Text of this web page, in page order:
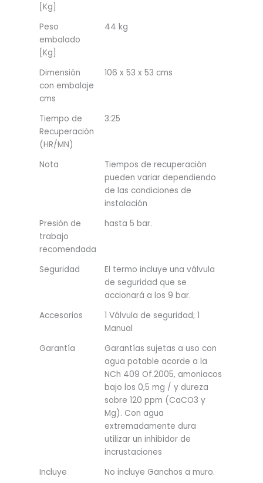
[Kg]
Peso
embalado
[Kg]
44 kg
Dimensión
con embalaje
cms
106 x 53 x 53 cms
Tiempo de
Recuperación
(HR/MN)
3:25
Nota
Tiempos de recuperación
pueden variar dependiendo
de las condiciones de
instalación
Presión de
trabajo
recomendada
hasta 5 bar.
Seguridad
El termo incluye una válvula
de seguridad que se
accionará a los 9 bar.
Accesorios
1 Válvula de seguridad; 1
Manual
Garantía
Garantías sujetas a uso con
agua potable acorde a la
NCh 409 Of.2005, amoniacos
bajo los 0,5 mg / y dureza
sobre 120 ppm (CaCO3 y
Mg). Con agua
extremadamente dura
utilizar un inhibidor de
incrustaciones
Incluye
No incluye Ganchos a muro.